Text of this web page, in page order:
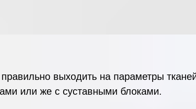
правильно выходить на параметры
или же с суставными блоками.